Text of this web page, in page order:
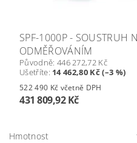
SPF-1000P - SOUSTRUH
ODMĚŘOVÁNÍM
Původně: 446 272,72 Kč
Ušetříte: 14 462,80 Kč (–3 %)
522 490 Kč včetně DPH
431 809,92 Kč
Hmotnost